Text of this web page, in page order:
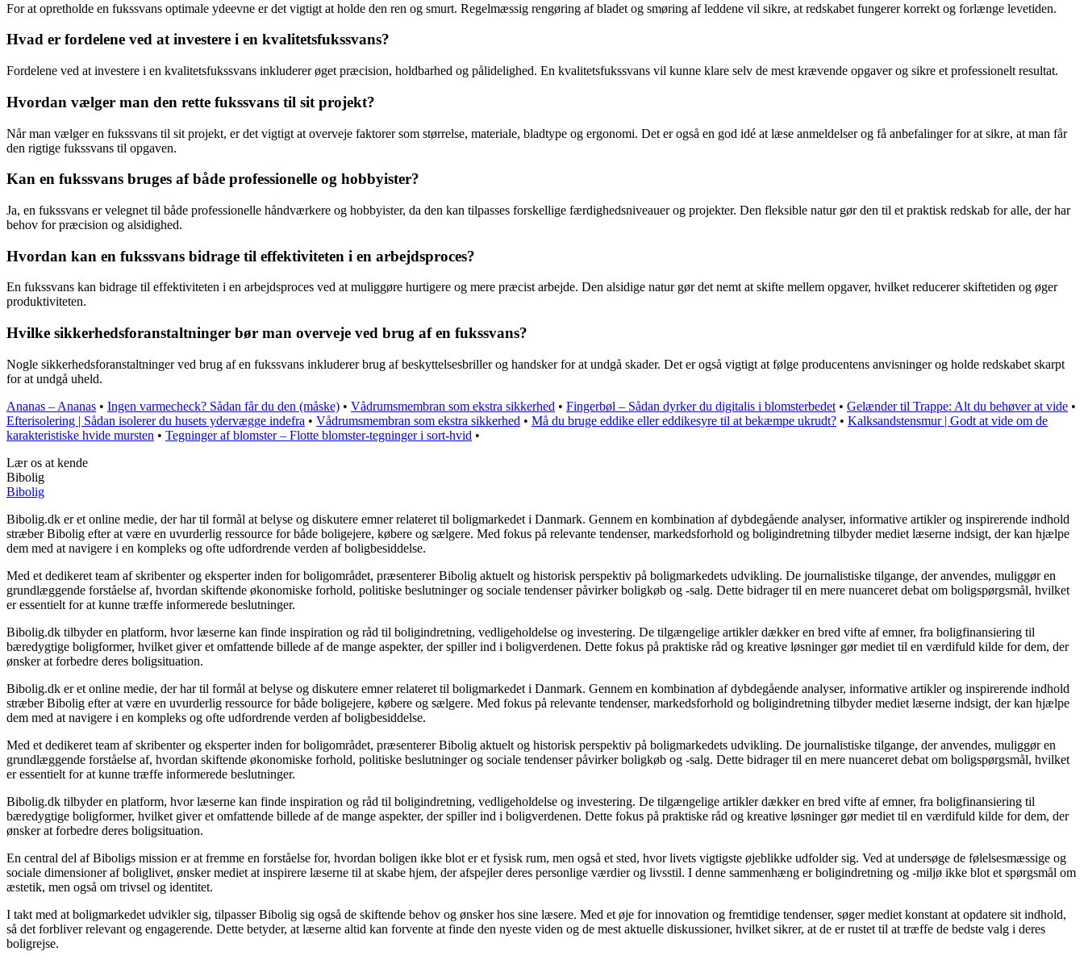
For at opretholde en fukssvans optimale ydeevne er det vigtigt at holde den ren og smurt. Regelmæssig rengøring af bladet og smøring af leddene vil sikre, at redskabet fungerer korrekt og forlænge levetiden.
Hvad er fordelene ved at investere i en kvalitetsfukssvans?
Fordelene ved at investere i en kvalitetsfukssvans inkluderer øget præcision, holdbarhed og pålidelighed. En kvalitetsfukssvans vil kunne klare selv de mest krævende opgaver og sikre et professionelt resultat.
Hvordan vælger man den rette fukssvans til sit projekt?
Når man vælger en fukssvans til sit projekt, er det vigtigt at overveje faktorer som størrelse, materiale, bladtype og ergonomi. Det er også en god idé at læse anmeldelser og få anbefalinger for at sikre, at man får
den rigtige fukssvans til opgaven.
Kan en fukssvans bruges af både professionelle og hobbyister?
Ja, en fukssvans er velegnet til både professionelle håndværkere og hobbyister, da den kan tilpasses forskellige færdighedsniveauer og projekter. Den fleksible natur gør den til et praktisk redskab for alle, der har
behov for præcision og alsidighed.
Hvordan kan en fukssvans bidrage til effektiviteten i en arbejdsproces?
En fukssvans kan bidrage til effektiviteten i en arbejdsproces ved at muliggøre hurtigere og mere præcist arbejde. Den alsidige natur gør det nemt at skifte mellem opgaver, hvilket reducerer skiftetiden og øger
produktiviteten.
Hvilke sikkerhedsforanstaltninger bør man overveje ved brug af en fukssvans?
Nogle sikkerhedsforanstaltninger ved brug af en fukssvans inkluderer brug af beskyttelsesbriller og handsker for at undgå skader. Det er også vigtigt at følge producentens anvisninger og holde redskabet skarpt
for at undgå uheld.
Ananas – Ananas • Ingen varmecheck? Sådan får du den (måske) • Vådrumsmembran som ekstra sikkerhed • Fingerbøl – Sådan dyrker du digitalis i blomsterbedet • Gelænder til Trappe: Alt du behøver at vide •
Efterisolering | Sådan isolerer du husets ydervægge indefra • Vådrumsmembran som ekstra sikkerhed • Må du bruge eddike eller eddikesyre til at bekæmpe ukrudt? • Kalksandstensmur | Godt at vide om de
karakteristiske hvide mursten • Tegninger af blomster – Flotte blomster-tegninger i sort-hvid •
Lær os at kende
Bibolig
Bibolig
Bibolig.dk er et online medie, der har til formål at belyse og diskutere emner relateret til boligmarkedet i Danmark. Gennem en kombination af dybdegående analyser, informative artikler og inspirerende indhold
stræber Bibolig efter at være en uvurderlig ressource for både boligejere, købere og sælgere. Med fokus på relevante tendenser, markedsforhold og boligindretning tilbyder mediet læserne indsigt, der kan hjælpe
dem med at navigere i en kompleks og ofte udfordrende verden af boligbesiddelse.
Med et dedikeret team af skribenter og eksperter inden for boligområdet, præsenterer Bibolig aktuelt og historisk perspektiv på boligmarkedets udvikling. De journalistiske tilgange, der anvendes, muliggør en
grundlæggende forståelse af, hvordan skiftende økonomiske forhold, politiske beslutninger og sociale tendenser påvirker boligkøb og -salg. Dette bidrager til en mere nuanceret debat om boligspørgsmål, hvilket
er essentielt for at kunne træffe informerede beslutninger.
Bibolig.dk tilbyder en platform, hvor læserne kan finde inspiration og råd til boligindretning, vedligeholdelse og investering. De tilgængelige artikler dækker en bred vifte af emner, fra boligfinansiering til
bæredygtige boligformer, hvilket giver et omfattende billede af de mange aspekter, der spiller ind i boligverdenen. Dette fokus på praktiske råd og kreative løsninger gør mediet til en værdifuld kilde for dem, der
ønsker at forbedre deres boligsituation.
Bibolig.dk er et online medie, der har til formål at belyse og diskutere emner relateret til boligmarkedet i Danmark. Gennem en kombination af dybdegående analyser, informative artikler og inspirerende indhold
stræber Bibolig efter at være en uvurderlig ressource for både boligejere, købere og sælgere. Med fokus på relevante tendenser, markedsforhold og boligindretning tilbyder mediet læserne indsigt, der kan hjælpe
dem med at navigere i en kompleks og ofte udfordrende verden af boligbesiddelse.
Med et dedikeret team af skribenter og eksperter inden for boligområdet, præsenterer Bibolig aktuelt og historisk perspektiv på boligmarkedets udvikling. De journalistiske tilgange, der anvendes, muliggør en
grundlæggende forståelse af, hvordan skiftende økonomiske forhold, politiske beslutninger og sociale tendenser påvirker boligkøb og -salg. Dette bidrager til en mere nuanceret debat om boligspørgsmål, hvilket
er essentielt for at kunne træffe informerede beslutninger.
Bibolig.dk tilbyder en platform, hvor læserne kan finde inspiration og råd til boligindretning, vedligeholdelse og investering. De tilgængelige artikler dækker en bred vifte af emner, fra boligfinansiering til
bæredygtige boligformer, hvilket giver et omfattende billede af de mange aspekter, der spiller ind i boligverdenen. Dette fokus på praktiske råd og kreative løsninger gør mediet til en værdifuld kilde for dem, der
ønsker at forbedre deres boligsituation.
En central del af Biboligs mission er at fremme en forståelse for, hvordan boligen ikke blot er et fysisk rum, men også et sted, hvor livets vigtigste øjeblikke udfolder sig. Ved at undersøge de følelsesmæssige og
sociale dimensioner af boliglivet, ønsker mediet at inspirere læserne til at skabe hjem, der afspejler deres personlige værdier og livsstil. I denne sammenhæng er boligindretning og -miljø ikke blot et spørgsmål om
æstetik, men også om trivsel og identitet.
I takt med at boligmarkedet udvikler sig, tilpasser Bibolig sig også de skiftende behov og ønsker hos sine læsere. Med et øje for innovation og fremtidige tendenser, søger mediet konstant at opdatere sit indhold,
så det forbliver relevant og engagerende. Dette betyder, at læserne altid kan forvente at finde den nyeste viden og de mest aktuelle diskussioner, hvilket sikrer, at de er rustet til at træffe de bedste valg i deres
boligrejse.